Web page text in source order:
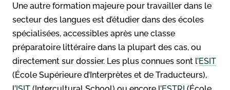
Une autre formation majeure pour travailler dans le
secteur des langues est d’étudier dans des écoles
spécialisées, accessibles après une classe
préparatoire littéraire dans la plupart des cas, ou
directement sur dossier. Les plus connues sont l’ESIT
(École Supérieure d’Interprètes et de Traducteurs),